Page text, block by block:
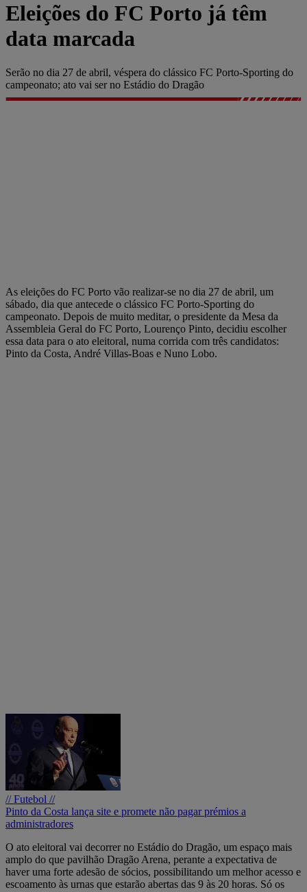
Eleições do FC Porto já têm
data marcada
Serão no dia 27 de abril, véspera do clássico FC Porto-Sporting do
campeonato; ato vai ser no Estádio do Dragão
As eleições do FC Porto vão realizar-se no dia 27 de abril, um
sábado, dia que antecede o clássico FC Porto-Sporting do
campeonato. Depois de muito meditar, o presidente da Mesa da
Assembleia Geral do FC Porto, Lourenço Pinto, decidiu escolher
essa data para o ato eleitoral, numa corrida com três candidatos:
Pinto da Costa, André Villas-Boas e Nuno Lobo.
// Futebol //
Pinto da Costa lança site e promete não pagar prémios a
administradores
O ato eleitoral vai decorrer no Estádio do Dragão, um espaço mais
amplo do que pavilhão Dragão Arena, perante a expectativa de
haver uma forte adesão de sócios, possibilitando um melhor acesso e
escoamento às urnas que estarão abertas das 9 às 20 horas. Só os